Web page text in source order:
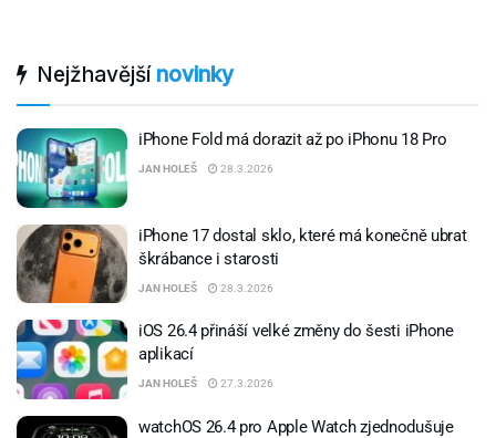
Nejžhavějšínovinky
iPhone Fold má dorazit až po iPhonu 18 Pro
JAN HOLEŠ 28.3.2026
iPhone 17 dostal sklo, které má konečně ubrat
škrábance i starosti
JAN HOLEŠ 28.3.2026
iOS 26.4 přináší velké změny do šesti iPhone
aplikací
JAN HOLEŠ 27.3.2026
watchOS 26.4 pro Apple Watch zjednodušuje